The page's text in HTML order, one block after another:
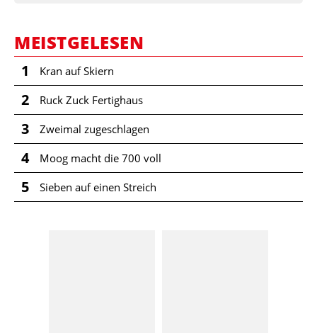
MEISTGELESEN
1 Kran auf Skiern
2 Ruck Zuck Fertighaus
3 Zweimal zugeschlagen
4 Moog macht die 700 voll
5 Sieben auf einen Streich